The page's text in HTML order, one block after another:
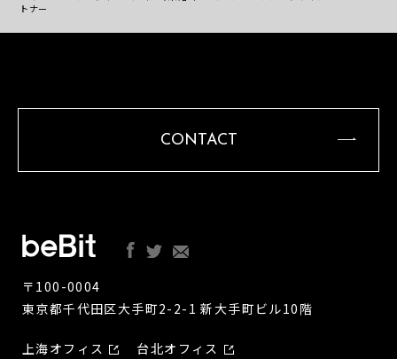
トナー
CONTACT
〒100-0004
東京都千代田区大手町2-2-1 新大手町ビル10階
上海オフィス 台北オフィス